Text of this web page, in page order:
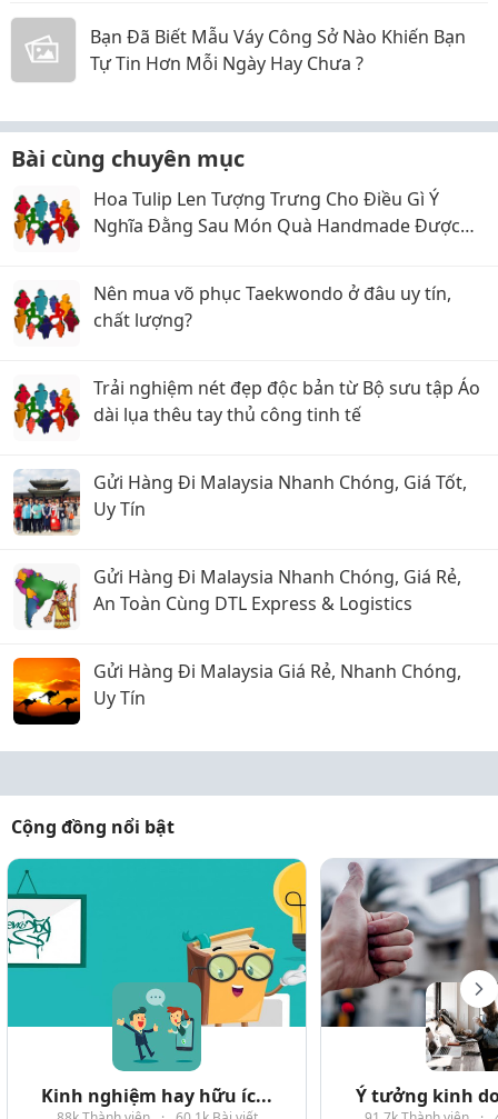
Bạn Đã Biết Mẫu Váy Công Sở Nào Khiến Bạn
Tự Tin Hơn Mỗi Ngày Hay Chưa ?
Bài cùng chuyên mục
Hoa Tulip Len Tượng Trưng Cho Điều Gì Ý
Nghĩa Đằng Sau Món Quà Handmade Được
Nên mua võ phục Taekwondo ở đâu uy tín,
chất lượng?
Trải nghiệm nét đẹp độc bản từ Bộ sưu tập Áo
dài lụa thêu tay thủ công tinh tế
Gửi Hàng Đi Malaysia Nhanh Chóng, Giá Tốt,
Uy Tín
Gửi Hàng Đi Malaysia Nhanh Chóng, Giá Rẻ,
An Toàn Cùng DTL Express & Logistics
Gửi Hàng Đi Malaysia Giá Rẻ, Nhanh Chóng,
Uy Tín
Cộng đồng nổi bật
Kinh nghiệm hay hữu íc... Ý tưởng kinh